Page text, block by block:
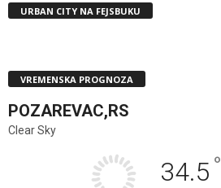
URBAN CITY NA FEJSBUKU
VREMENSKA PROGNOZA
POZAREVAC,RS
Clear Sky
34.5 °